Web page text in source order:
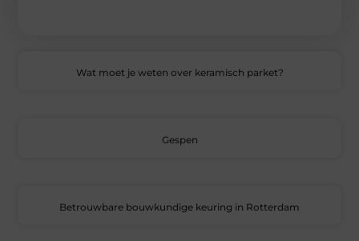
Wat moet je weten over keramisch parket?
Gespen
Betrouwbare bouwkundige keuring in Rotterdam